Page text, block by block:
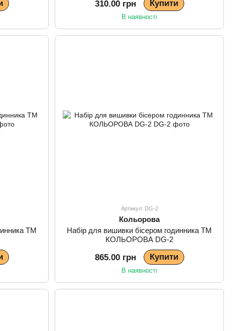
310.00 грн Купити
В наявності
ТМ
Артикул: DG-2
Кольорова
Набір для вишивки бісером годинника ТМ
КОЛЬОРОВА DG-2
865.00 грн Купити
В наявності